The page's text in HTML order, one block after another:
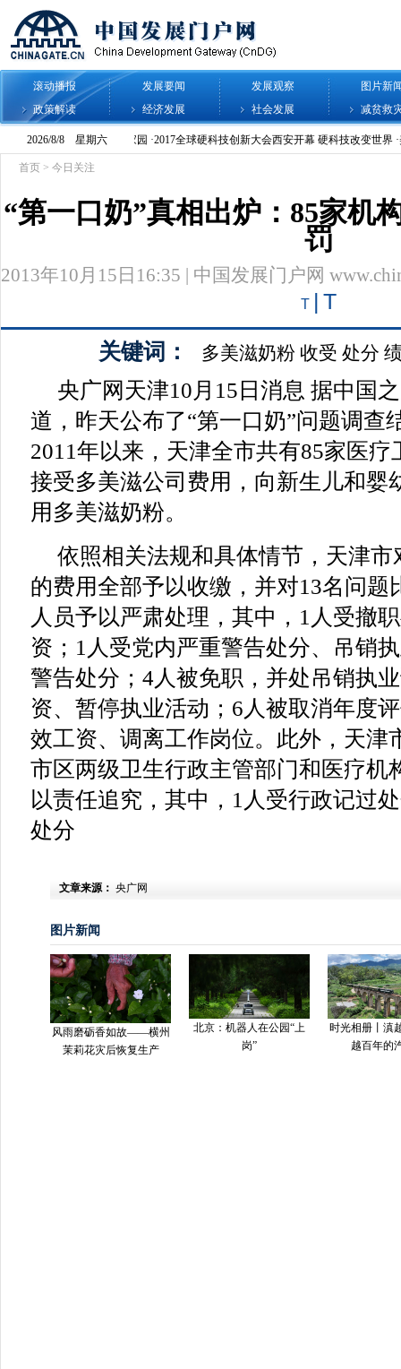
滚动播报 发展要闻 发展观察
图片新
政策解读
经济发展 社会发展 减贫救
首页 > 今日关注
“第一口奶”真相出炉：85家机
罚
2013年10月15日16:35 | 中国发展门户网
T T
关键词： 多美滋奶粉 收受 处分
央广网天津10月15日消息 据中国
道，昨天公布了“第一口奶”问题调查
2011年以来，天津全市共有85家医疗
接受多美滋公司费用，向新生儿和婴
用多美滋奶粉。
依照相关法规和具体情节，天津市
的费用全部予以收缴，并对13名问题
人员予以严肃处理，其中，1人受撤
资；1人受党内严重警告处分、吊销
警告处分；4人被免职，并处吊销执
资、暂停执业活动；6人被取消年度
效工资、调离工作岗位。此外，天津
市区两级卫生行政主管部门和医疗机
以责任追究，其中，1人受行政记过
处分
文章来源： 央广网